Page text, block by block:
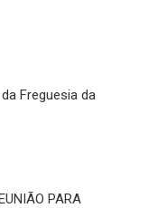
Freguesia da
PARA